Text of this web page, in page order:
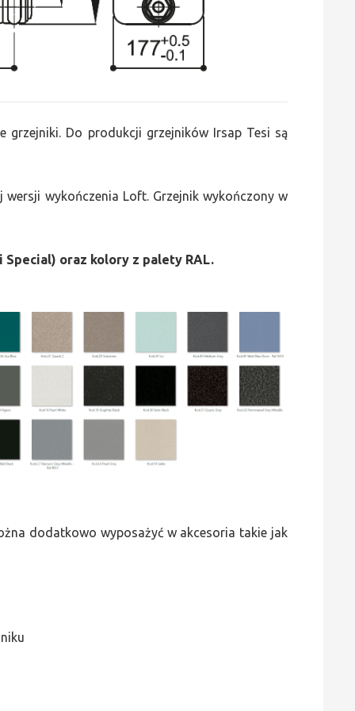
grzejniki. Do produkcji grzejników Irsap Tesi są
wykończenia Loft. Grzejnik wykończony w
oraz kolory z palety RAL.
dodatkowo wyposażyć w akcesoria takie jak